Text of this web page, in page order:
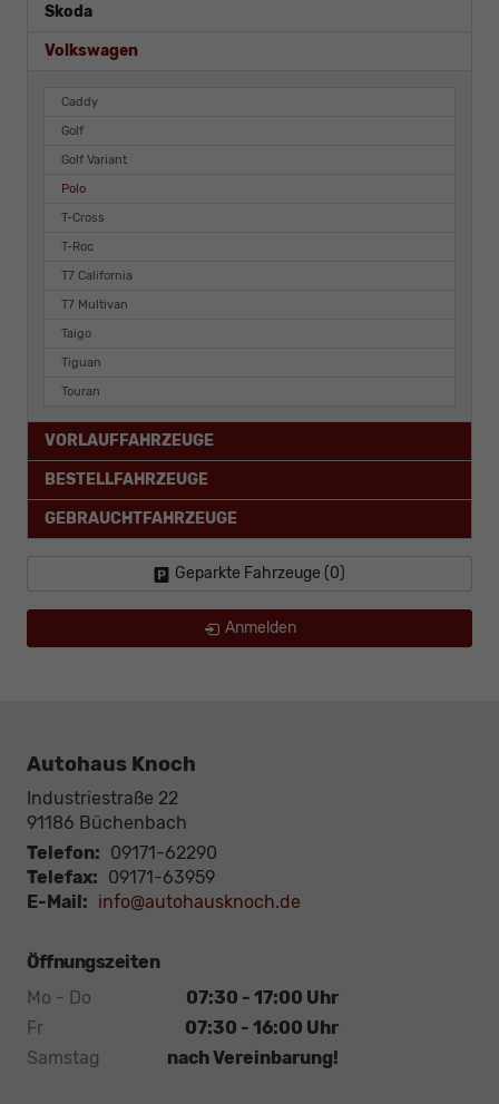
Skoda
Volkswagen
Caddy
Golf
Golf Variant
Polo
T-Cross
T-Roc
T7 California
T7 Multivan
Taigo
Tiguan
Touran
VORLAUFFAHRZEUGE
BESTELLFAHRZEUGE
GEBRAUCHTFAHRZEUGE
Geparkte Fahrzeuge (0)
Anmelden
Autohaus Knoch
Industriestraße 22
91186 Büchenbach
Telefon: 09171-62290
Telefax: 09171-63959
E-Mail: info@autohausknoch.de
Öffnungszeiten
Mo - Do
07:30 - 17:00 Uhr
Fr
07:30 - 16:00 Uhr
Samstag
nach Vereinbarung!